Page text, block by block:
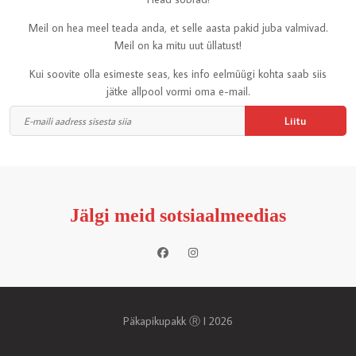
Meil on hea meel teada anda, et selle aasta pakid juba valmivad.
Meil on ka mitu uut üllatust!
Kui soovite olla esimeste seas, kes info eelmüügi kohta saab siis
jätke allpool vormi oma e-mail.
Jälgi meid sotsiaalmeedias
Päkapikupakk Ⓡ I 2026